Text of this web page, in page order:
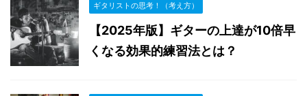
ギタリストの思考！（考え方）
【2025年版】ギターの上達が10倍早
くなる効果的練習法とは？